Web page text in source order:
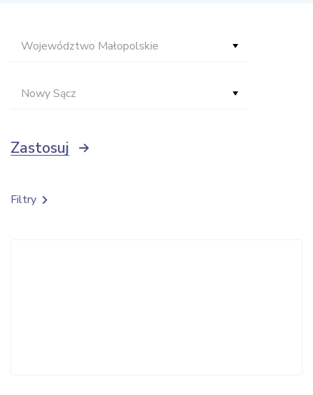
Województwo Małopolskie
Nowy Sącz
Zastosuj
Filtry